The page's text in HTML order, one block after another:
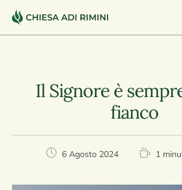
Il Signore è
fianco
6 Agosto 2024 1